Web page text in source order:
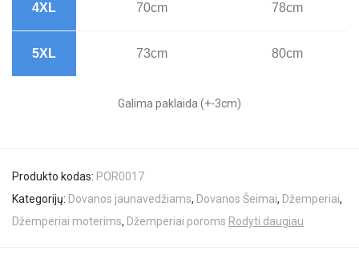
4XL 70cm 78cm
5XL 73cm 80cm
Galima paklaida (+-3cm)
Produkto kodas: POR0017
Kategorijų: Dovanos jaunavedžiams, Dovanos Šeimai, Džemperiai,
Džemperiai moterims, Džemperiai poroms Rodyti daugiau